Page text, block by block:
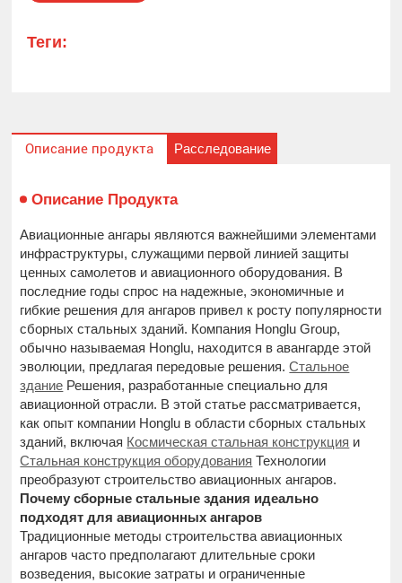
Теги:
Описание продукта Расследование
Описание Продукта
Авиационные ангары являются важнейшими элементами
инфраструктуры, служащими первой линией защиты
ценных самолетов и авиационного оборудования. В
последние годы спрос на надежные, экономичные и
гибкие решения для ангаров привел к росту популярности
сборных стальных зданий. Компания Honglu Group,
обычно называемая Honglu, находится в авангарде этой
эволюции, предлагая передовые решения.Стальное
здание Решения, разработанные специально для
авиационной отрасли. В этой статье рассматривается,
как опыт компании Honglu в области сборных стальных
зданий, включая Космическая стальная конструкция и
Стальная конструкция оборудования Технологии
преобразуют строительство авиационных ангаров.
Почему сборные стальные здания идеально
подходят для авиационных ангаров
Традиционные методы строительства авиационных
ангаров часто предполагают длительные сроки
возведения, высокие затраты и ограниченные